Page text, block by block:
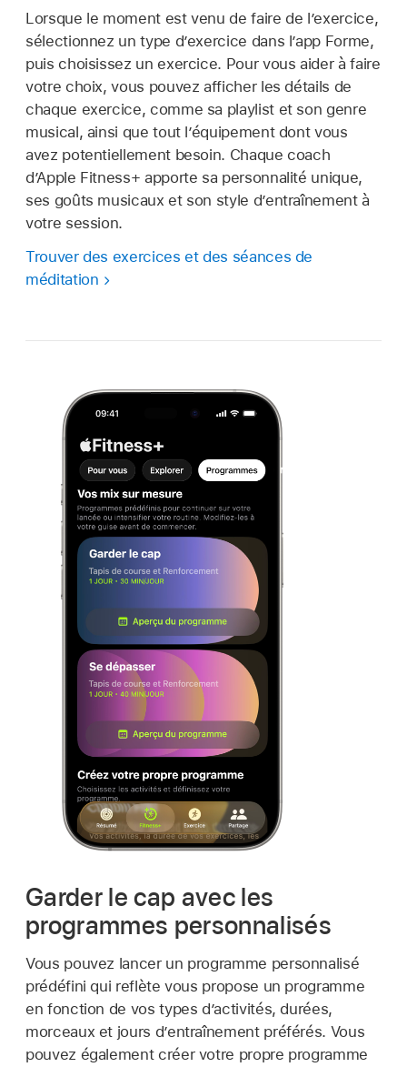
Lorsque le moment est venu de faire de l’exercice,
sélectionnez un type d’exercice dans l’app Forme,
puis choisissez un exercice. Pour vous aider à faire
votre choix, vous pouvez afficher les détails de
chaque exercice, comme sa playlist et son genre
musical, ainsi que tout l’équipement dont vous
avez potentiellement besoin. Chaque coach
d’Apple Fitness+ apporte sa personnalité unique,
ses goûts musicaux et son style d’entraînement à
votre session.
Trouver des exercices et des séances de
méditation
Garder le cap avec les
programmes personnalisés
Vous pouvez lancer un programme personnalisé
prédéfini qui reflète vous propose un programme
en fonction de vos types d’activités, durées,
morceaux et jours d’entraînement préférés. Vous
pouvez également créer votre propre programme